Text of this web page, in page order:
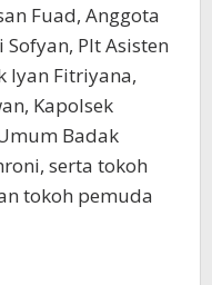
Fuad, Anggota
Sofyan, Plt Asisten
Iyan Fitriyana,
Kapolsek
Badak
serta tokoh
tokoh pemuda